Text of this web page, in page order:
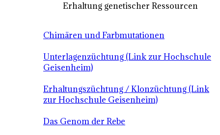
Erhaltung genetischer Ressourcen
Chimären und Farbmutationen
Unterlagenzüchtung (Link zur Hochschule
Geisenheim)
Erhaltungszüchtung / Klonzüchtung (Link
zur Hochschule Geisenheim)
Das Genom der Rebe